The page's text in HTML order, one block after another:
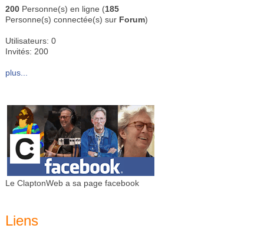
200 Personne(s) en ligne (185
Personne(s) connectée(s) sur Forum)
Utilisateurs: 0
Invités: 200
plus...
Le ClaptonWeb a sa page facebook
Liens